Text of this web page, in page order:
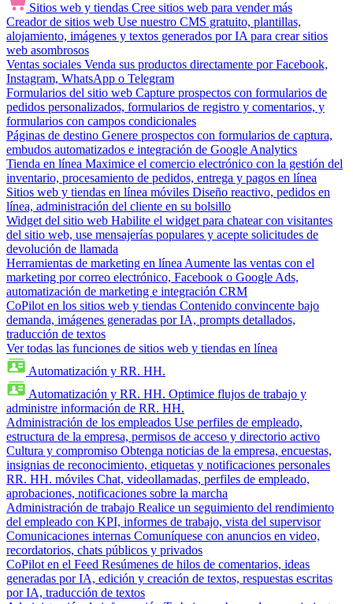
Sitios web y tiendas Cree sitios web para vender más
Creador de sitios web Use nuestro CMS gratuito, plantillas,
alojamiento, imágenes y textos generados por IA para crear sitios
web asombrosos
Ventas sociales Venda sus productos directamente por Facebook,
Instagram, WhatsApp o Telegram
Formularios del sitio web Capture prospectos con formularios de
pedidos personalizados, formularios de registro y comentarios, y
formularios con campos condicionales
Páginas de destino Genere prospectos con formularios de captura,
embudos automatizados e integración de Google Analytics
Tienda en línea Maximice el comercio electrónico con la gestión del
inventario, procesamiento de pedidos, entrega y pagos en línea
Sitios web y tiendas en línea móviles Diseño reactivo, pedidos en
línea, administración del cliente en su bolsillo
Widget del sitio web Habilite el widget para chatear con visitantes
del sitio web, use mensajerías populares y acepte solicitudes de
devolución de llamada
Herramientas de marketing en línea Aumente las ventas con el
marketing por correo electrónico, Facebook o Google Ads,
automatización de marketing e integración CRM
CoPilot en los sitios web y tiendas Contenido convincente bajo
demanda, imágenes generadas por IA, prompts detallados,
traducción de textos
Ver todas las funciones de sitios web y tiendas en línea
Automatización y RR. HH.
Automatización y RR. HH. Optimice flujos de trabajo y
administre información de RR. HH.
Administración de los empleados Use perfiles de empleado,
estructura de la empresa, permisos de acceso y directorio activo
Cultura y compromiso Obtenga noticias de la empresa, encuestas,
insignias de reconocimiento, etiquetas y notificaciones personales
RR. HH. móviles Chat, videollamadas, perfiles de empleado,
aprobaciones, notificaciones sobre la marcha
Administración de trabajo Realice un seguimiento del rendimiento
del empleado con KPI, informes de trabajo, vista del supervisor
Comunicaciones internas Comuníquese con anuncios en video,
recordatorios, chats públicos y privados
CoPilot en el Feed Resúmenes de hilos de comentarios, ideas
generadas por IA, edición y creación de textos, respuestas escritas
por IA, traducción de textos